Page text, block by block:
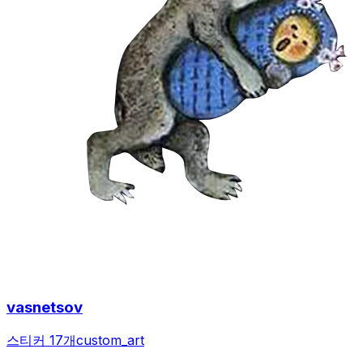
vasnetsov
스티커 17개custom_art